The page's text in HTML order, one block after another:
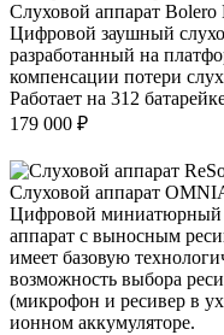
Слуховой аппарат
Цифровой заушный
разработанный на
компенсации потери
Работает на 312
179 000 ₽
Слуховой аппарат
Цифровой миниатюрный
аппарат с выносным
имеет базовую
возможность выбора
(микрофон и ресивер в
ионном аккумуляторе.